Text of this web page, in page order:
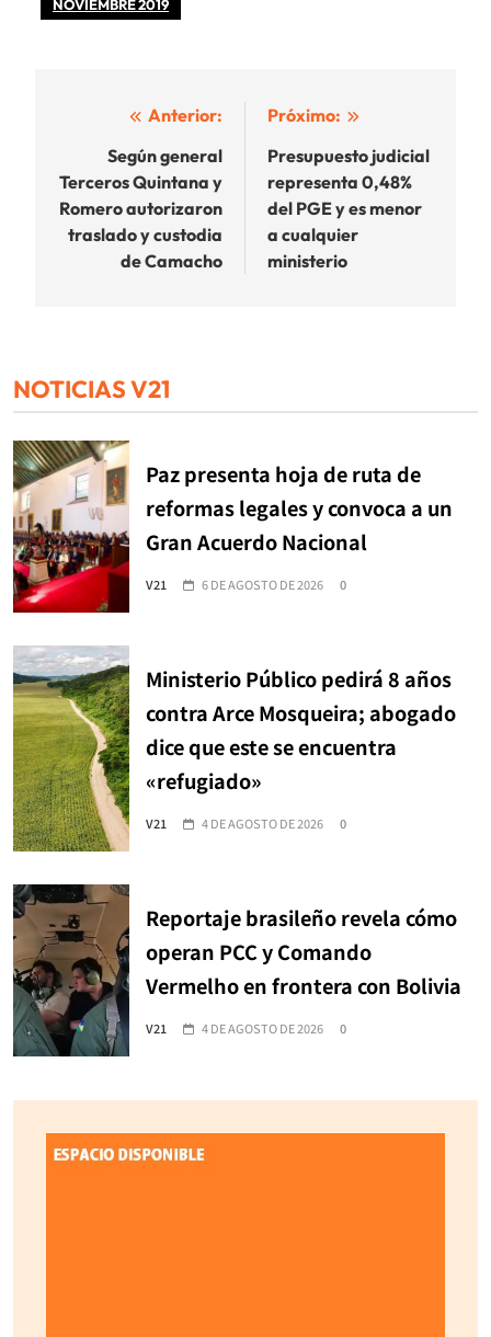
NOVIEMBRE 2019
Navegación
entradas
Anterior:
Según general
Terceros Quintana y
Romero autorizaron
traslado y custodia
de Camacho
Próximo:
Presupuesto judicial
representa 0,48%
del PGE y es menor
a cualquier
ministerio
NOTICIAS V21
Paz presenta hoja de ruta de
reformas legales y convoca a un
Gran Acuerdo Nacional
V21 6 DE AGOSTO DE 2026 0
Ministerio Público pedirá 8 años
contra Arce Mosqueira; abogado
dice que este se encuentra
«refugiado»
V21 4 DE AGOSTO DE 2026 0
Reportaje brasileño revela cómo
operan PCC y Comando
Vermelho en frontera con Bolivia
V21 4 DE AGOSTO DE 2026 0